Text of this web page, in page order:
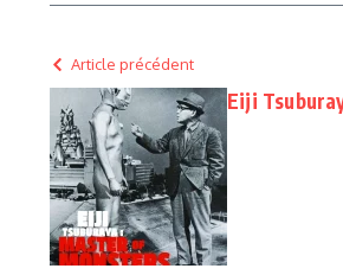
Article précédent
Eiji